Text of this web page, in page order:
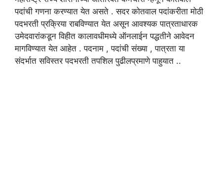
पदांची गणना करण्यात येत असते . सदर कोतवाल पदांकरीता मोठी
पदभरती प्रक्रिया राबविण्यात येत असून आवश्यक पात्रताधारक
उमेदवारांकडून विहीत कालावधीमध्ये ऑनलाईन पद्धतीने आवेदन
मागविण्यात येत आहेत . पदनाम , पदांची संख्या , पात्रता या
संदर्भात सविस्तर पदभरती तपशिल पुढीलप्रमाणे पाहुयात ..